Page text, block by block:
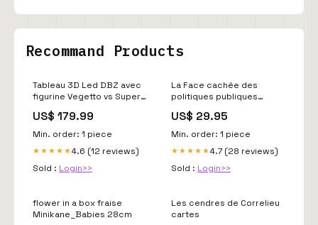
Recommand Products
Tableau 3D Led DBZ avec
figurine Vegetto vs Super
Ball Z Demon Slayer
US$ 179.99
Min. order: 1 piece
★★★★★4.6 (12 reviews)
Sold : Login>>
La Face cachée des
politiques publiques
US$ 29.95
Min. order: 1 piece
★★★★★4.7 (28 reviews)
Sold : Login>>
flower in a box fraise
Minikane_Babies 28cm
Les cendres de Correlieu
cartes